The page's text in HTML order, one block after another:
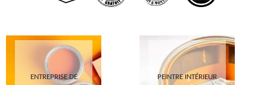
ENTREPRISE DE
PEINTRE INTÉRIEUR